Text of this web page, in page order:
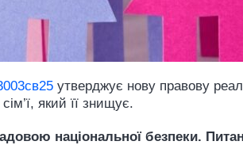
утверджує нову правову
який її знищує.
національної безпеки.